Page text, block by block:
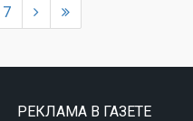
7
РЕКЛАМА В ГАЗЕТЕ